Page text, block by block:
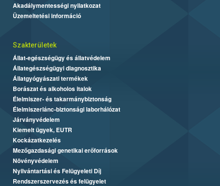
Akadálymentességi nyilatkozat
Üzemeltetési információ
Szakterületek
Állat-egészségügy és állatvédelem
Állategészségügyi diagnosztika
Állatgyógyászati termékek
Borászat és alkoholos italok
Élelmiszer- és takarmánybiztonság
Élelmiszerlánc-biztonsági laborhálózat
Járványvédelem
Kiemelt ügyek, EUTR
Kockázatkezelés
Mezőgazdasági genetikai erőforrások
Növényvédelem
Nyilvántartási és Felügyeleti Díj
Rendszerszervezés és felügyelet